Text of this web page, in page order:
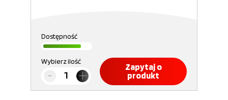
Dostępność
Wybierz ilość
Zapytaj o
produkt